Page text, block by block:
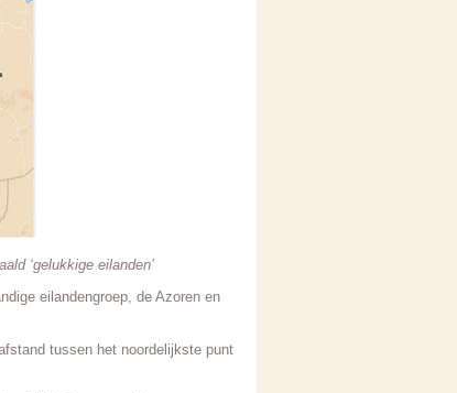
‘gelukkige eilanden’
eilandengroep, de Azoren en
tussen het noordelijkste punt